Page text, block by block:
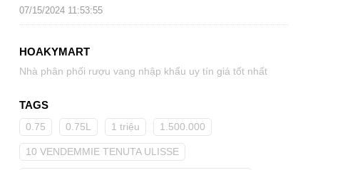
07/15/2024 11:53:55
HOAKYMART
Nhà phân phối rượu vang nhập khẩu uy tín giá tốt nhất
TAGS
0.75 0.75L 1 triệu 1.500.000
10 VENDEMMIE TENUTA ULISSE